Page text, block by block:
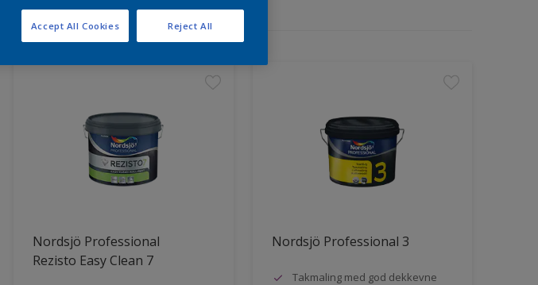
Nordsjö Professional
Rezisto Easy Clean 7
Nordsjö Professional 3
Takmaling med god dekkevne
Reject All
Accept All Cookies